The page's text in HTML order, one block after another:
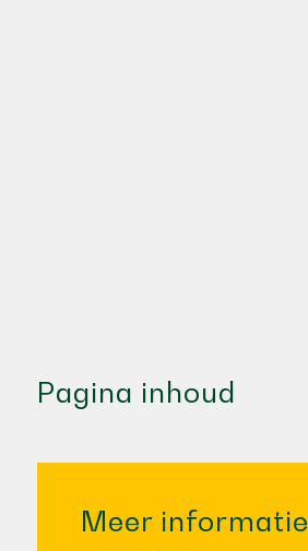
Pagina inhoud
Meer informatie